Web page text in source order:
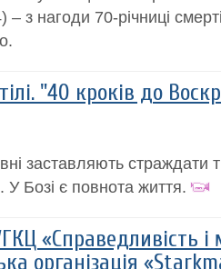
– з нагоди 70-річниці
"40 кроків до
заставляють страждати
У Бозі є повнота життя.
«Справедливість
організація